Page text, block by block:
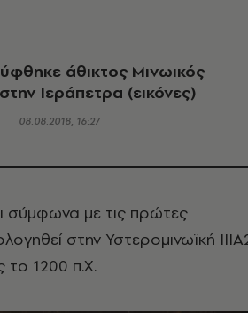
άθικτος Μινωικός
Ιεράπετρα (εικόνες)
08.08.2018, 16:27
σύμφωνα με τις πρώτες
στην Υστερομινωϊκή
το 1200 π.Χ.